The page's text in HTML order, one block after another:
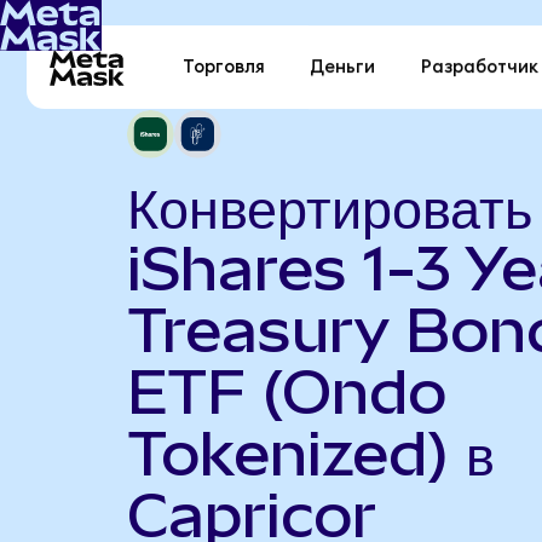
Торговля Деньги Разработчик
Конвертировать
iShares 1-3
Treasury
ETF (Ondo
Tokenized) в
Capricor